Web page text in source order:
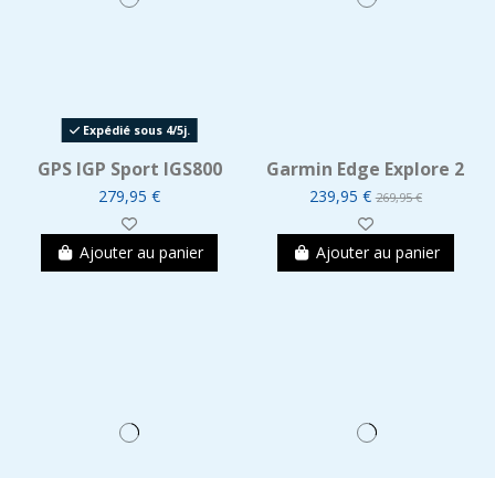
Expédié sous 4/5j.
GPS IGP Sport IGS800
279,95 €
Ajouter au panier
Garmin Edge Explore 2
239,95 €269,95 €
Ajouter au panier